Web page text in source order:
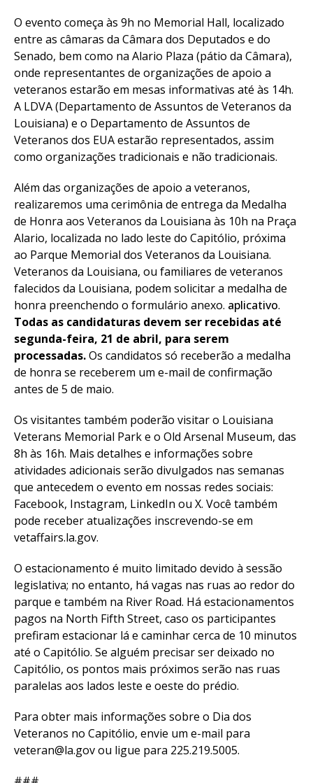
O evento começa às 9h no Memorial Hall, localizado
entre as câmaras da Câmara dos Deputados e do
Senado, bem como na Alario Plaza (pátio da Câmara),
onde representantes de organizações de apoio a
veteranos estarão em mesas informativas até às 14h.
A LDVA (Departamento de Assuntos de Veteranos da
Louisiana) e o Departamento de Assuntos de
Veteranos dos EUA estarão representados, assim
como organizações tradicionais e não tradicionais.
Além das organizações de apoio a veteranos,
realizaremos uma cerimônia de entrega da Medalha
de Honra aos Veteranos da Louisiana às 10h na Praça
Alario, localizada no lado leste do Capitólio, próxima
ao Parque Memorial dos Veteranos da Louisiana.
Veteranos da Louisiana, ou familiares de veteranos
falecidos da Louisiana, podem solicitar a medalha de
honra preenchendo o formulário anexo. aplicativo.
Todas as candidaturas devem ser recebidas até
segunda-feira, 21 de abril, para serem
processadas.Os candidatos só receberão a medalha
de honra se receberem um e-mail de confirmação
antes de 5 de maio.
Os visitantes também poderão visitar o Louisiana
Veterans Memorial Park e o Old Arsenal Museum, das
8h às 16h. Mais detalhes e informações sobre
atividades adicionais serão divulgados nas semanas
que antecedem o evento em nossas redes sociais:
Facebook, Instagram, LinkedIn ou X. Você também
pode receber atualizações inscrevendo-se em
vetaffairs.la.gov.
O estacionamento é muito limitado devido à sessão
legislativa; no entanto, há vagas nas ruas ao redor do
parque e também na River Road. Há estacionamentos
pagos na North Fifth Street, caso os participantes
prefiram estacionar lá e caminhar cerca de 10 minutos
até o Capitólio. Se alguém precisar ser deixado no
Capitólio, os pontos mais próximos serão nas ruas
paralelas aos lados leste e oeste do prédio.
Para obter mais informações sobre o Dia dos
Veteranos no Capitólio, envie um e-mail para
veteran@la.gov ou ligue para 225.219.5005.